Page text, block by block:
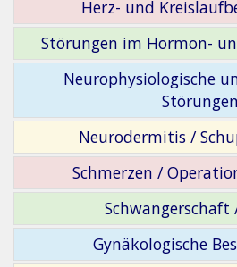
Herz- und
Störungen im Hormon-
Neurophysiologische
Störungen
Neurodermitis /
Schmerzen /
Schwangerschaft
Gynäkologische